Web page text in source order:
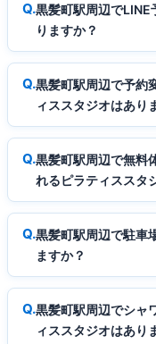
黒髪町駅周辺でLINE
りますか？
黒髪町駅周辺で予約
ィススタジオはあり
黒髪町駅周辺で無料
れるピラティススタ
黒髪町駅周辺で駐車
ますか？
黒髪町駅周辺でシャ
ィススタジオはあり